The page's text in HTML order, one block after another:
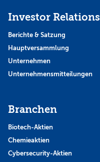
Investor Relations
Berichte & Satzung
Hauptversammlung
Unternehmen
Unternehmensmitteilungen
Branchen
Biotech-Aktien
Chemieaktien
Cybersecurity-Aktien